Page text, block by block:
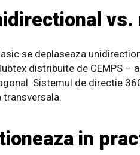
se deplaseaza
distribuite de CEMPS
Sistemul de directie
in